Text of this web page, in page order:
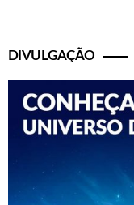
DIVULGAÇÃO